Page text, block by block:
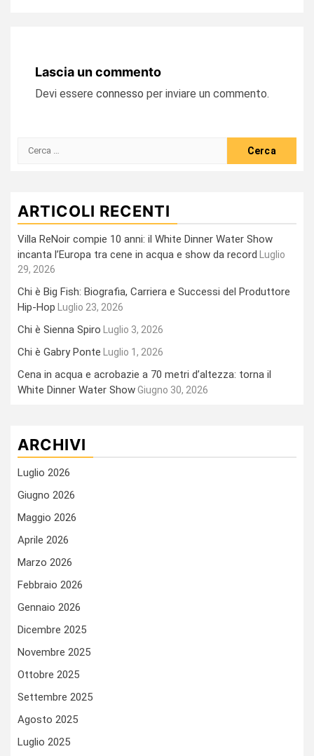
Lascia un commento
Devi essere connesso per inviare un commento.
Ricerca
ARTICOLI RECENTI
Villa ReNoir compie 10 anni: il White Dinner Water Show
incanta l’Europa tra cene in acqua e show da record Luglio
29, 2026
Chi è Big Fish: Biografia, Carriera e Successi del Produttore
Hip-Hop Luglio 23, 2026
Chi è Sienna Spiro Luglio 3, 2026
Chi è Gabry Ponte Luglio 1, 2026
Cena in acqua e acrobazie a 70 metri d’altezza: torna il
White Dinner Water ShowGiugno 30, 2026
ARCHIVI
Luglio 2026
Giugno 2026
Maggio 2026
Aprile 2026
Marzo 2026
Febbraio 2026
Gennaio 2026
Dicembre 2025
Novembre 2025
Ottobre 2025
Settembre 2025
Agosto 2025
Luglio 2025